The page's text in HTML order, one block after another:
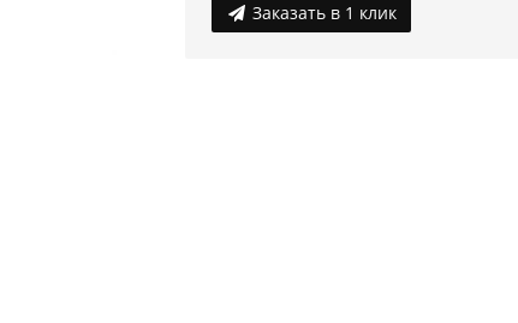
Заказать в 1 клик